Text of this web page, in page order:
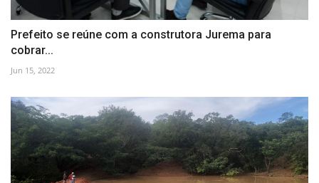
Prefeito se reúne com a construtora Jurema para
cobrar...
Jun 15, 2022